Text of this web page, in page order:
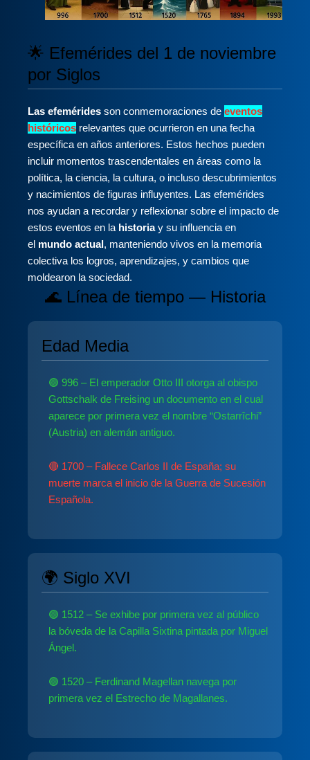
🌟 Efemérides del 1 de noviembre
por Siglos
Las efemérides son conmemoraciones de eventos
históricos relevantes que ocurrieron en una fecha
específica en años anteriores. Estos hechos pueden
incluir momentos trascendentales en áreas como la
política, la ciencia, la cultura, o incluso descubrimientos
y nacimientos de figuras influyentes. Las efemérides
nos ayudan a recordar y reflexionar sobre el impacto de
estos eventos en la historiay su influencia en
el mundo actual, manteniendo vivos en la memoria
colectiva los logros, aprendizajes, y cambios que
moldearon la sociedad.
🌊 Línea de tiempo — Historia
Edad Media
🟢 996 – El emperador Otto III otorga al obispo
Gottschalk de Freising un documento en el cual
aparece por primera vez el nombre “Ostarrîchi”
(Austria) en alemán antiguo.
🔴 1700 – Fallece Carlos II de España; su
muerte marca el inicio de la Guerra de Sucesión
Española.
🌍 Siglo XVI
🟢 1512 – Se exhibe por primera vez al público
la bóveda de la Capilla Sixtina pintada por Miguel
Ángel.
🟢 1520 – Ferdinand Magellan navega por
primera vez el Estrecho de Magallanes.